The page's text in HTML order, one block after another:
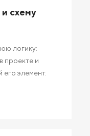
схему
логику:
проекте и
элемент.